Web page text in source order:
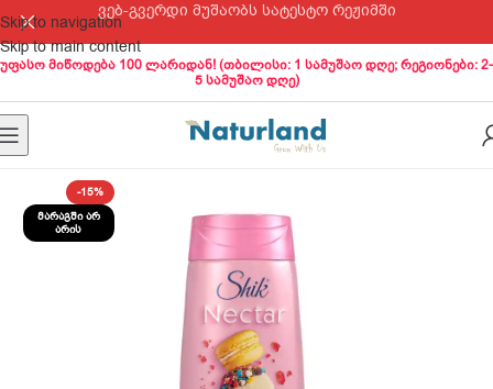
Skip to navigation
Skip to main content
ვებ-გვერდი მუშაობს სატესტო რეჟიმში
უფასო მიწოდება 100 ლარიდან! (თბილისი: 1 სამუშაო დღე; რეგიონები: 2-
5 სამუშაო დღე)
-15%
ᲛᲐᲠᲐᲒᲨᲘ ᲐᲠ
ᲐᲠᲘᲡ